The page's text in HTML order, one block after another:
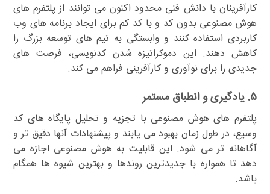
کارآفرینان با دانش فنی محدود اکنون می توانند از پلتفرم های
هوش مصنوعی بدون کد و با کد کم برای ایجاد برنامه های وب
کاربردی استفاده کنند و وابستگی به تیم های توسعه بزرگ را
کاهش دهند. این دموکراتیزه شدن کدنویسی، فرصت های
جدیدی را برای نوآوری و کارآفرینی فراهم می کند.
۵. یادگیری و انطباق مستمر
پلتفرم های هوش مصنوعی با تجزیه و تحلیل پایگاه های کد
وسیع، در طول زمان بهبود می یابند و پیشنهادات آنها دقیق تر و
آگاهانه تر می شود. این قابلیت به هوش مصنوعی اجازه می
دهد تا همواره با جدیدترین روندها و بهترین شیوه ها همگام
باشد.